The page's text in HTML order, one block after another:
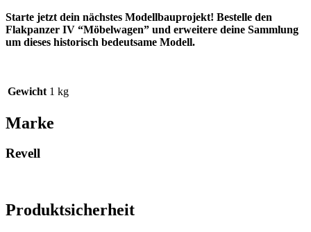
Starte jetzt dein nächstes Modellbauprojekt! Bestelle den
Flakpanzer IV “Möbelwagen” und erweitere deine Sammlung
um dieses historisch bedeutsame Modell.
Gewicht 1 kg
Marke
Revell
Produktsicherheit